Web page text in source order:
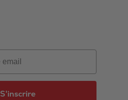
S'inscrire